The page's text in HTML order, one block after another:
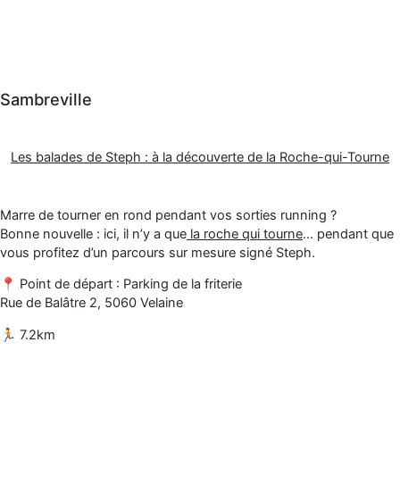
Sambreville
Les balades de Steph : à la découverte de la Roche-qui-Tourne
Marre de tourner en rond pendant vos sorties running ?
Bonne nouvelle : ici, il n’y a que la roche qui tourne… pendant que
vous profitez d’un parcours sur mesure signé Steph.
📍 Point de départ : Parking de la friterie
Rue de Balâtre 2, 5060 Velaine
🏃 7.2km